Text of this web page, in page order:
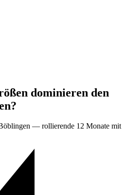
dominieren den
— rollierende 12 Monate mit